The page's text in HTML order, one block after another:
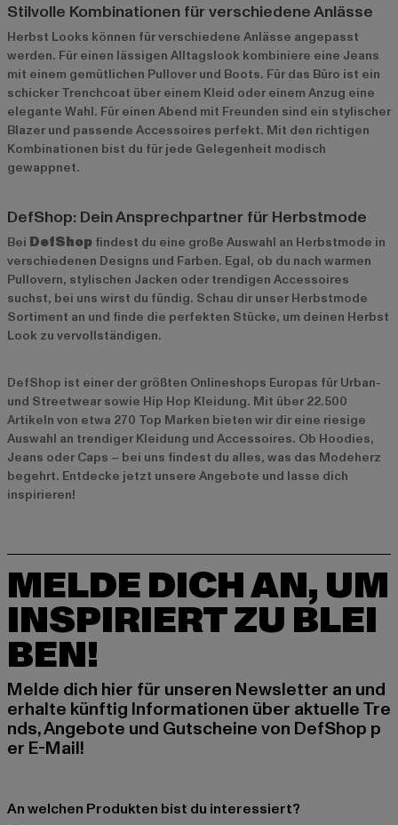
Stilvolle Kombinationen für verschiedene Anlässe
Herbst Looks können für verschiedene Anlässe angepasst
werden. Für einen lässigen Alltagslook kombiniere eine Jeans
mit einem gemütlichen Pullover und Boots. Für das Büro ist ein
schicker Trenchcoat über einem Kleid oder einem Anzug eine
elegante Wahl. Für einen Abend mit Freunden sind ein stylischer
Blazer und passende Accessoires perfekt. Mit den richtigen
Kombinationen bist du für jede Gelegenheit modisch
gewappnet.
DefShop: Dein Ansprechpartner für Herbstmode
Bei DefShop findest du eine große Auswahl an Herbstmode in
verschiedenen Designs und Farben. Egal, ob du nach warmen
Pullovern, stylischen Jacken oder trendigen Accessoires
suchst, bei uns wirst du fündig. Schau dir unser Herbstmode
Sortiment an und finde die perfekten Stücke, um deinen Herbst
Look zu vervollständigen.
DefShop ist einer der größten Onlineshops Europas für Urban-
und Streetwear sowie Hip Hop Kleidung. Mit über 22.500
Artikeln von etwa 270 Top Marken bieten wir dir eine riesige
Auswahl an trendiger Kleidung und Accessoires. Ob Hoodies,
Jeans oder Caps – bei uns findest du alles, was das Modeherz
begehrt. Entdecke jetzt unsere Angebote und lasse dich
inspirieren!
MELDE DICH AN, UM
INSPIRIERT ZU BLEI
BEN!
Melde dich hier für unseren Newsletter an und
erhalte künftig Informationen über aktuelle Tre
nds, Angebote und Gutscheine von DefShop p
er E-Mail!
An welchen Produkten bist du interessiert?